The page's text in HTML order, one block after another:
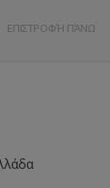
ΕΠΙΣΤΡΟΦΉ ΠΆΝΩ